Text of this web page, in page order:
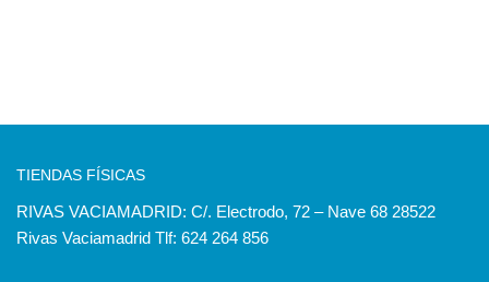
TIENDAS FÍSICAS
RIVAS VACIAMADRID: C/. Electrodo, 72 – Nave 68 28522
Rivas Vaciamadrid Tlf: 624 264 856